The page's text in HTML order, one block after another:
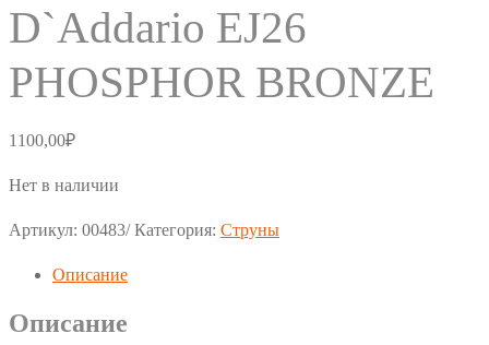
D`Addario EJ26
PHOSPHOR BRONZE
1100,00₽
Нет в наличии
Артикул: 00483/ Категория: Струны
Описание
Описание